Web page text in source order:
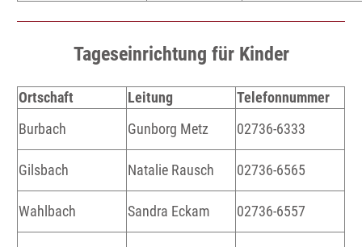
Tageseinrichtung für Kinder
Ortschaft Leitung
Telefonnummer
Burbach
Gunborg Metz 02736-6333
Gilsbach Natalie Rausch 02736-6565
Wahlbach Sandra Eckam 02736-6557